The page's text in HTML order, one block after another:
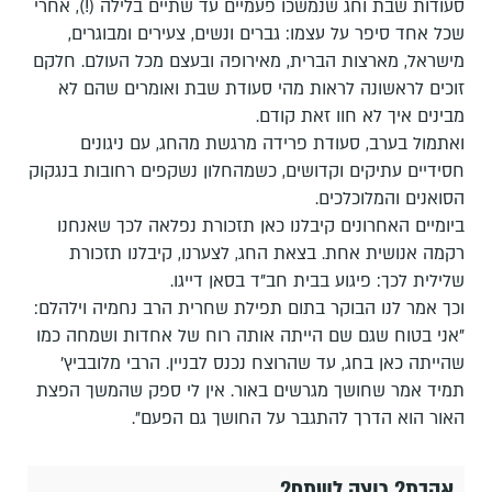
סעודות שבת וחג שנמשכו פעמיים עד שתיים בלילה (!), אחרי
שכל אחד סיפר על עצמו: גברים ונשים, צעירים ומבוגרים,
מישראל, מארצות הברית, מאירופה ובעצם מכל העולם. חלקם
זוכים לראשונה לראות מהי סעודת שבת ואומרים שהם לא
מבינים איך לא חוו זאת קודם.
ואתמול בערב, סעודת פרידה מרגשת מהחג, עם ניגונים
חסידיים עתיקים וקדושים, כשמהחלון נשקפים רחובות בנגקוק
הסואנים והמלוכלכים.
ביומיים האחרונים קיבלנו כאן תזכורת נפלאה לכך שאנחנו
רקמה אנושית אחת. בצאת החג, לצערנו, קיבלנו תזכורת
שלילית לכך: פיגוע בבית חב"ד בסאן דייגו.
וכך אמר לנו הבוקר בתום תפילת שחרית הרב נחמיה וילהלם:
"אני בטוח שגם שם הייתה אותה רוח של אחדות ושמחה כמו
שהייתה כאן בחג, עד שהרוצח נכנס לבניין. הרבי מלובביץ'
תמיד אמר שחושך מגרשים באור. אין לי ספק שהמשך הפצת
האור הוא הדרך להתגבר על החושך גם הפעם".